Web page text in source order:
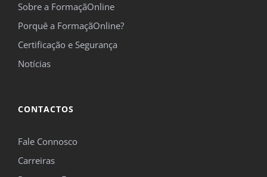
Sobre a FormaçãOnline
Porquê a FormaçãOnline?
Certificação e Segurança
Notícias
CONTACTOS
Fale Connosco
Carreiras
Este site é protegido pelo reCAPTCHA e pelo Google
serviço se aplicam.